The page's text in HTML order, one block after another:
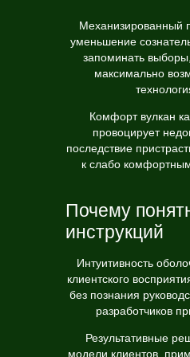
Механизированный
уменьшение
запоминать
максимально
Комфорт вулкан
провоцирует
последствие
к слабо
Почему
инструкций
Интуитивность
клиентского
без познания
разработчиков
Результативные
модели клиентов,